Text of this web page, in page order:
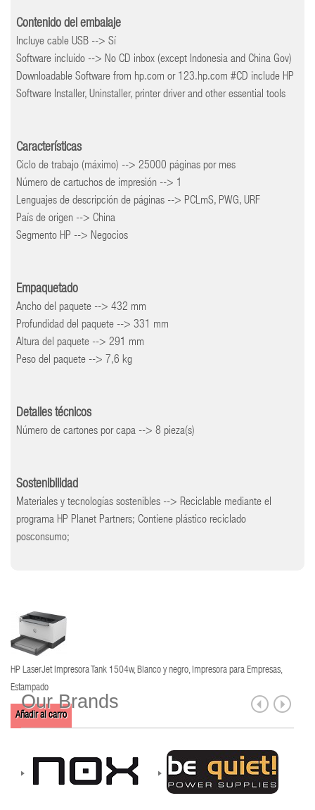
Contenido del embalaje
Incluye cable USB --> Sí
Software incluido --> No CD inbox (except Indonesia and China Gov)
Downloadable Software from hp.com or 123.hp.com #CD include HP
Software Installer, Uninstaller, printer driver and other essential tools
Características
Ciclo de trabajo (máximo) --> 25000 páginas por mes
Número de cartuchos de impresión --> 1
Lenguajes de descripción de páginas --> PCLmS, PWG, URF
País de origen --> China
Segmento HP --> Negocios
Empaquetado
Ancho del paquete --> 432 mm
Profundidad del paquete --> 331 mm
Altura del paquete --> 291 mm
Peso del paquete --> 7,6 kg
Detalles técnicos
Número de cartones por capa --> 8 pieza(s)
Sostenibilidad
Materiales y tecnologías sostenibles --> Reciclable mediante el
programa HP Planet Partners; Contiene plástico reciclado
posconsumo;
HP LaserJet Impresora Tank 1504w, Blanco y negro, Impresora para Empresas,
Estampado
Añadir al carro
Our Brands